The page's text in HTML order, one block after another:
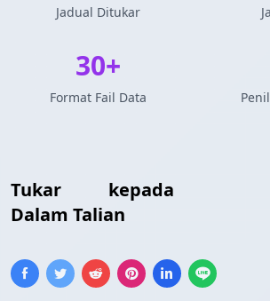
Tukar kepada
Dalam Talian
Jadual Ditukar
30+
Format Fail Data